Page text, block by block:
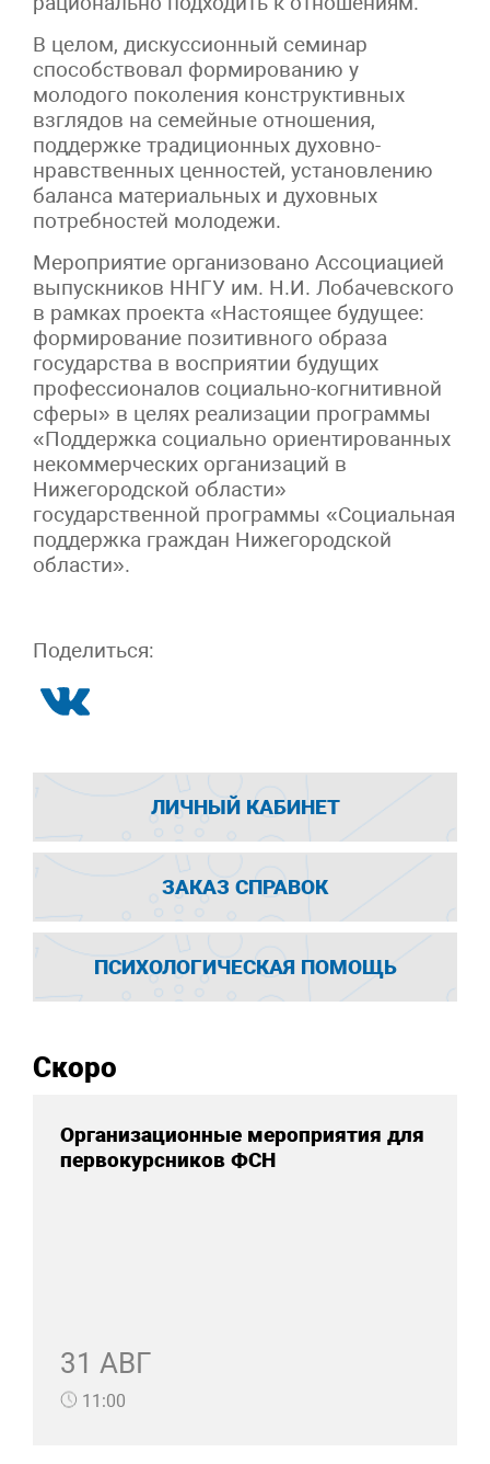
В целом, дискуссионный семинар
способствовал формированию у
молодого поколения конструктивных
взглядов на семейные отношения,
поддержке традиционных духовно-
нравственных ценностей, установлению
баланса материальных и духовных
потребностей молодежи.
Мероприятие организовано Ассоциацией
выпускников ННГУ им. Н.И. Лобачевского
в рамках проекта «Настоящее будущее:
формирование позитивного образа
государства в восприятии будущих
профессионалов социально-когнитивной
сферы» в целях реализации программы
«Поддержка социально ориентированных
некоммерческих организаций в
Нижегородской области»
государственной программы «Социальная
поддержка граждан Нижегородской
области».
Поделиться:
ЛИЧНЫЙ КАБИНЕТ
ЗАКАЗ СПРАВОК
ПСИХОЛОГИЧЕСКАЯ ПОМОЩЬ
Скоро
Организационные мероприятия для
первокурсников ФСН
31 АВГ
11:00